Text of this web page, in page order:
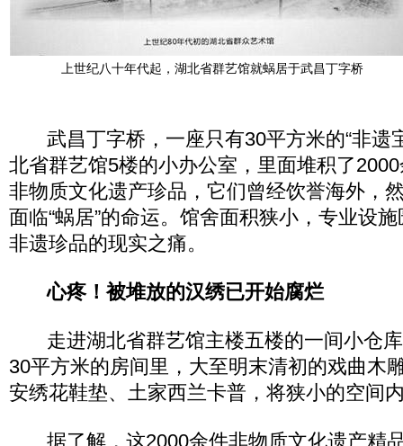
上世纪八十年代起，湖北省群艺馆就蜗居于武昌丁字桥
武昌丁字桥，一座只有30平方米的“非遗
北省群艺馆5楼的小办公室，里面堆积了
非物质文化遗产珍品，它们曾经饮誉海外，
面临“蜗居”的命运。馆舍面积狭小，专业设
非遗珍品的现实之痛。
心疼！被堆放的汉绣已开始腐烂
走进湖北省群艺馆主楼五楼的一间小仓库
30平方米的房间里，大至明末清初的戏曲木
安绣花鞋垫、土家西兰卡普，将狭小的空间
据了解，这2000余件非物质文化遗产精